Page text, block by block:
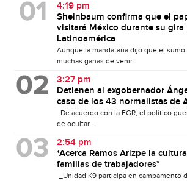
4:19 pm
Sheinbaum confirma que el
visitará México durante su gira
Latinoamérica
Aunque la mandataria dijo que el
muchas ganas de venir...
3:27 pm
Detienen al exgobernador
caso de los 43 normalistas de
De acuerdo con la FGR, el político
de ocultar...
2:54 pm
*Acerca Ramos Arizpe la
familias de trabajadores*
_Unidad K9 participa en campamento